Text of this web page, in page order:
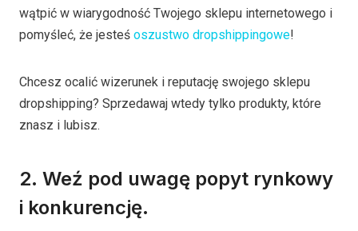
wątpić w wiarygodność Twojego sklepu internetowego i
pomyśleć, że jesteś oszustwo dropshippingowe!
Chcesz ocalić wizerunek i reputację swojego sklepu
dropshipping? Sprzedawaj wtedy tylko produkty, które
znasz i lubisz.
2. Weź pod uwagę popyt rynkowy
i konkurencję.